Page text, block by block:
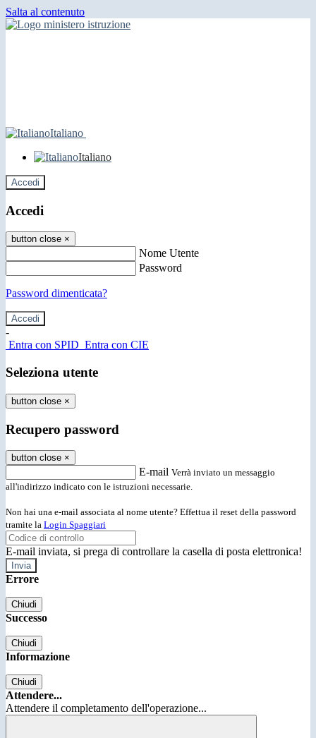
Salta al contenuto
Italiano
Italiano
Accedi
Accedi
button close ×
Nome Utente
Password
Password dimenticata?
-
Entra con SPID Entra con CIE
Seleziona utente
button close ×
Recupero password
button close ×
E-mail Verrà inviato un messaggio
all'indirizzo indicato con le istruzioni necessarie.
Non hai una e-mail associata al nome utente? Effettua il reset della password
tramite la Login Spaggiari
E-mail inviata, si prega di controllare la casella di posta elettronica!
Errore
Chiudi
Successo
Chiudi
Informazione
Chiudi
Attendere...
Attendere il completamento dell'operazione...